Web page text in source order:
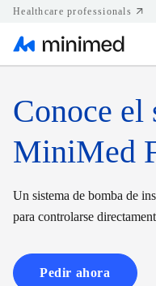
Healthcare professionals
Support
Resources
Diabetes.shop
Conoce el
MiniMed
Un sistema de bomba de
para controlarse
Pedir ahora